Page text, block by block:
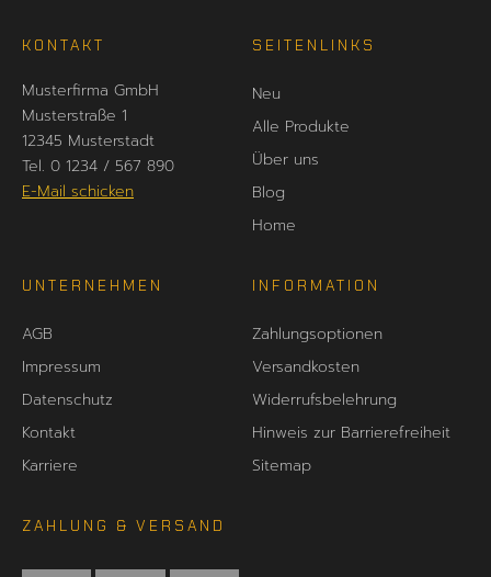
KONTAKT
Musterfirma GmbH
Musterstraße 1
12345 Musterstadt
Tel. 0 1234 / 567 890
E-Mail schicken
SEITENLINKS
Neu
Alle Produkte
Über uns
Blog
Home
UNTERNEHMEN
AGB
Impressum
Datenschutz
Kontakt
Karriere
INFORMATION
Zahlungsoptionen
Versandkosten
Widerrufsbelehrung
Hinweis zur Barrierefreiheit
Sitemap
ZAHLUNG & VERSAND